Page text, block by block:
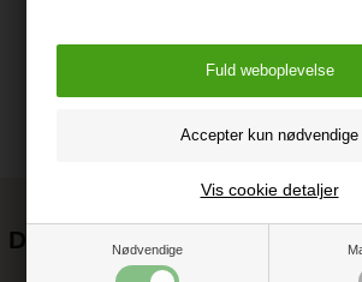
Nødvendige
Vis cookie detaljer
Det kan blive endnu